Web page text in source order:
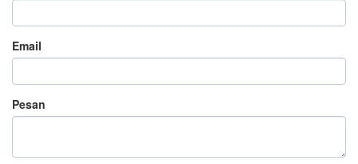
Email
Pesan